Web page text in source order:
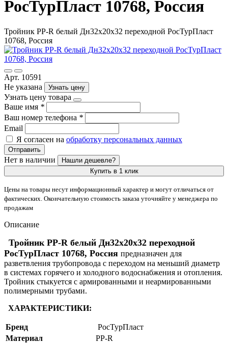
РосТурПласт 10768, Россия
Тройник PP-R белый Дн32х20х32 переходной РосТурПласт
10768, Россия
Арт. 10591
Не указана
Узнать цену
Узнать цену товара
Ваше имя *
Ваш номер телефона *
Email
Я согласен на обработку персональных данных
Отправить
Нет в наличии
Нашли дешевле?
Купить в 1 клик
Цены на товары несут информационный характер и могут отличаться от
фактических. Окончательную стоимость заказа уточняйте у менеджера по
продажам
Описание
Тройник PP-R белый Дн32х20х32 переходной
РосТурПласт 10768, Россия предназначен для
разветвления трубопровода с переходом на меньший диаметр
в системах горячего и холодного водоснабжения и отопления.
Тройник стыкуется с армированными и неармированными
полимерными трубами.
ХАРАКТЕРИСТИКИ:
Бренд
РосТурПласт
Материал
PP-R